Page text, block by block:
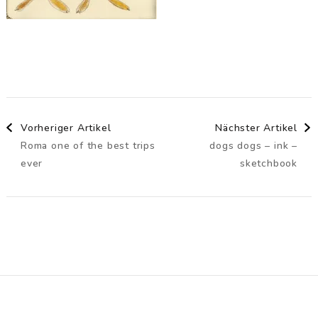
Beitragsnavigation
Vorheriger Artikel
Roma one of the best trips
ever
Nächster Artikel
dogs dogs – ink –
sketchbook